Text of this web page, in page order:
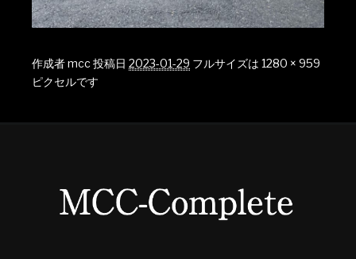
作成者mcc投稿日 2023-01-29 フルサイズは 1280 × 959
ピクセルです